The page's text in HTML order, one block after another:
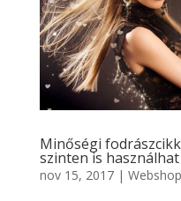
Minőségi
szinten is használhat
nov 15, 2017|